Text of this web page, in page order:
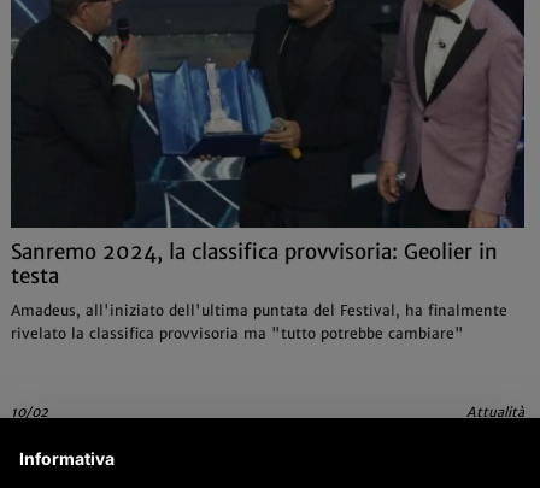
Sanremo 2024, la classifica provvisoria: Geolier in
testa
Amadeus, all'iniziato dell'ultima puntata del Festival, ha finalmente
rivelato la classifica provvisoria ma "tutto potrebbe cambiare"
10/02 Attualità
Informativa